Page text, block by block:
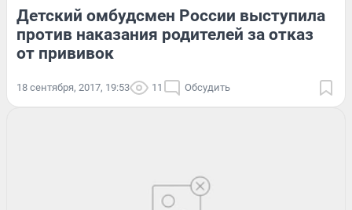
Детский омбудсмен России выступила
против наказания родителей за отказ
от прививок
18 сентября, 2017, 19:53 11 Обсудить